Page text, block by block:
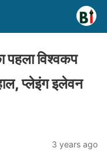
विश्वकप
प्लेइंग इलेवन
3 years ago